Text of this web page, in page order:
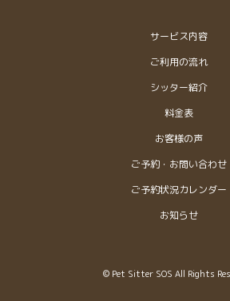
サービス内容
ご利用の流れ
シッター紹介
料金表
お客様の声
ご予約・お問い合わせ
ご予約状況カレンダー
お知らせ
© Pet Sitter SOS All Rights